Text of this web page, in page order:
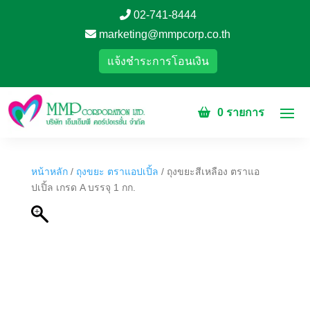
02-741-8444
marketing@mmpcorp.co.th
แจ้งชำระการโอนเงิน
0 รายการ
หน้าหลัก/ ถุงขยะ ตราแอปเปิ้ล / ถุงขยะสีเหลือง ตราแอ
ปเปิ้ล เกรด A บรรจุ 1 กก.